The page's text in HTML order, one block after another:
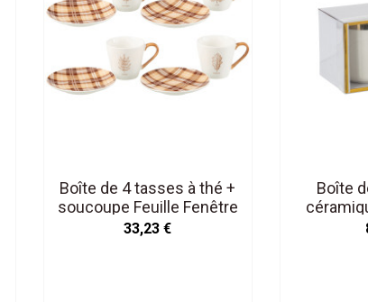
Boîte de 4 tasses à thé +
soucoupe Feuille Fenêtre
en céramique Marron
33,23 €
Boîte